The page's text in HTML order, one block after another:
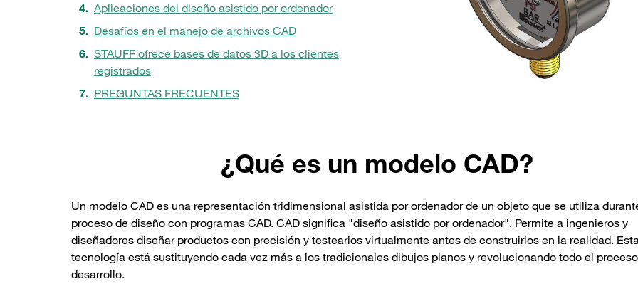
Aplicaciones del diseño asistido por ordenador
Desafíos en el manejo de archivos CAD
STAUFF ofrece bases de datos 3D a los clientes
registrados
PREGUNTAS FRECUENTES
¿Qué es un modelo CAD?
Un modelo CAD es una representación tridimensional asistida por ordenador de un objeto que se utiliza
proceso de diseño con programas CAD. CAD significa "diseño asistido por ordenador". Permite a ingenieros y
diseñadores diseñar productos con precisión y testearlos virtualmente antes de construirlos en la realidad.
tecnología está sustituyendo cada vez más a los tradicionales dibujos planos y revolucionando todo el
desarrollo.